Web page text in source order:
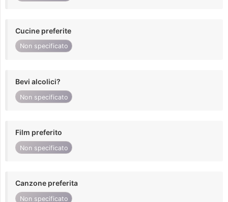
Cucine preferite
Non specificato
Bevi alcolici?
Non specificato
Film preferito
Non specificato
Canzone preferita
Non specificato